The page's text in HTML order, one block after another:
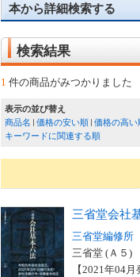
本から詳細検索する
検索結果
1 件の商品がみつかりました
表示の並び替え
商品名
価格の安い順 価格の高い
キーワードに関連する順
三省堂会社
三省堂編修所
三省堂 (Ａ５)
【2021年04